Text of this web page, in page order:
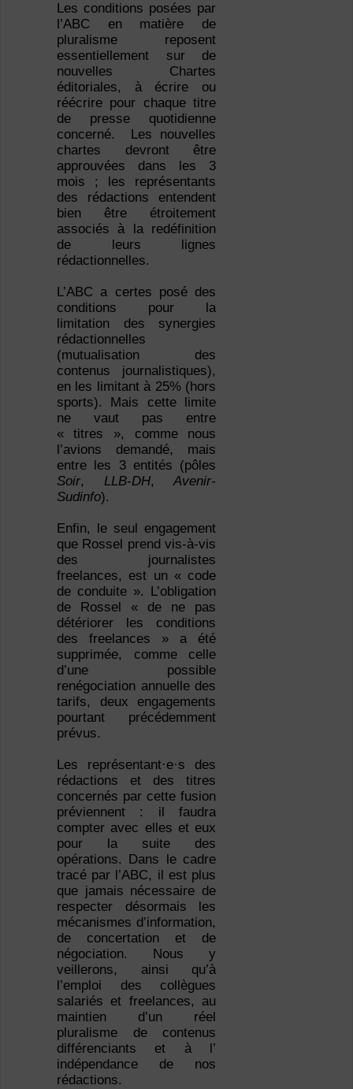
Les conditions posées par
l’ABC en matière de
pluralisme reposent
essentiellement sur de
nouvelles Chartes
éditoriales, à écrire ou
réécrire pour chaque titre
de presse quotidienne
concerné. Les nouvelles
chartes devront être
approuvées dans les 3
mois ; les représentants
des rédactions entendent
bien être étroitement
associés à la redéfinition
de leurs lignes
rédactionnelles.
L’ABC a certes posé des
conditions pour la
limitation des synergies
rédactionnelles
(mutualisation des
contenus journalistiques),
en les limitant à 25% (hors
sports). Mais cette limite
ne vaut pas entre
« titres », comme nous
l’avions demandé, mais
entre les 3 entités (pôles
Soir, LLB-DH,Avenir-
Sudinfo).
Enfin, le seul engagement
que Rossel prend vis-à-vis
des journalistes
freelances, est un « code
de conduite ». L’obligation
de Rossel « de ne pas
détériorer les conditions
des freelances » a été
supprimée, comme celle
d’une possible
renégociation annuelle des
tarifs, deux engagements
pourtant précédemment
prévus.
Les représentant·e·s des
rédactions et des titres
concernés par cette fusion
préviennent : il faudra
compter avec elles et eux
pour la suite des
opérations. Dans le cadre
tracé par l’ABC, il est plus
que jamais nécessaire de
respecter désormais les
mécanismes d’information,
de concertation et de
négociation. Nous y
veillerons, ainsi qu’à
l’emploi des collègues
salariés et freelances, au
maintien d’un réel
pluralisme de contenus
différenciants et à l’
indépendance de nos
rédactions.